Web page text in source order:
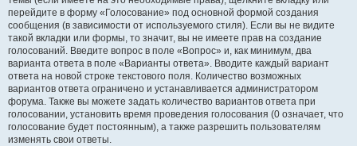
перейдите в форму «Голосование» под основной формой создания
сообщения (в зависимости от используемого стиля). Если вы не видите
такой вкладки или формы, то значит, вы не имеете прав на создание
голосований. Введите вопрос в поле «Вопрос» и, как минимум, два
варианта ответа в поле «Варианты ответа». Вводите каждый вариант
ответа на новой строке текстового поля. Количество возможных
вариантов ответа ограничено и устанавливается администратором
форума. Также вы можете задать количество вариантов ответа при
голосовании, установить время проведения голосования (0 означает, что
голосование будет постоянным), а также разрешить пользователям
изменять свои ответы.